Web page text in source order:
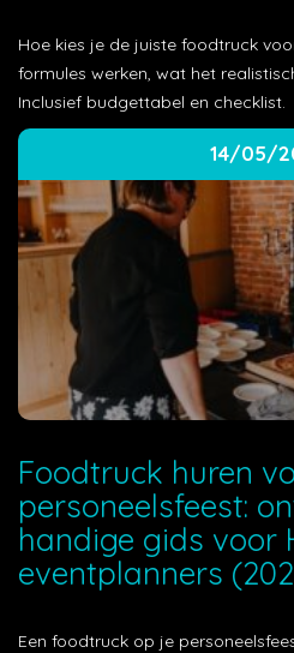
Hoe kies je de juiste foodtruck
formules werken, wat het
Inclusief budgettabel en checklist.
14/05/
Foodtruck huren
personeelsfeest:
handige gids voor
eventplanners
Een foodtruck op je